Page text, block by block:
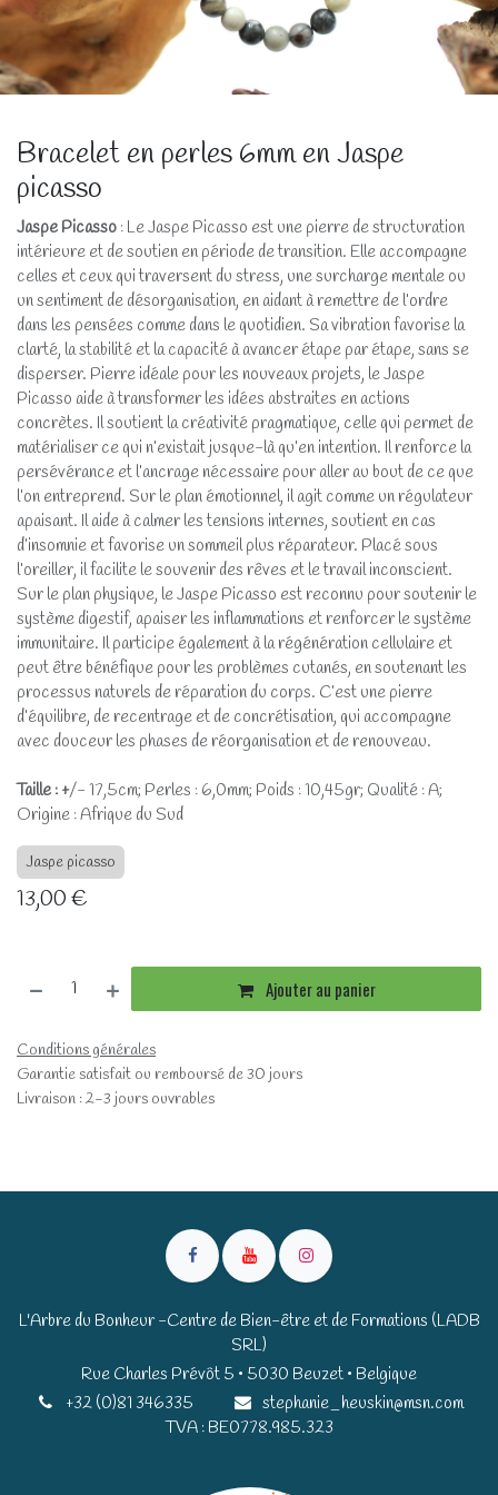
Bracelet en perles 6mm en Jaspe
picasso
Jaspe Picasso : Le Jaspe Picasso est une pierre de structuration
intérieure et de soutien en période de transition. Elle accompagne
celles et ceux qui traversent du stress, une surcharge mentale ou
un sentiment de désorganisation, en aidant à remettre de l’ordre
dans les pensées comme dans le quotidien. Sa vibration favorise la
clarté, la stabilité et la capacité à avancer étape par étape, sans se
disperser. Pierre idéale pour les nouveaux projets, le Jaspe
Picasso aide à transformer les idées abstraites en actions
concrètes. Il soutient la créativité pragmatique, celle qui permet de
matérialiser ce qui n’existait jusque-là qu’en intention. Il renforce la
persévérance et l’ancrage nécessaire pour aller au bout de ce que
l’on entreprend. Sur le plan émotionnel, il agit comme un régulateur
apaisant. Il aide à calmer les tensions internes, soutient en cas
d’insomnie et favorise un sommeil plus réparateur. Placé sous
l’oreiller, il facilite le souvenir des rêves et le travail inconscient.
Sur le plan physique, le Jaspe Picasso est reconnu pour soutenir le
système digestif, apaiser les inflammations et renforcer le système
immunitaire. Il participe également à la régénération cellulaire et
peut être bénéfique pour les problèmes cutanés, en soutenant les
processus naturels de réparation du corps. C’est une pierre
d’équilibre, de recentrage et de concrétisation, qui accompagne
avec douceur les phases de réorganisation et de renouveau.
Taille : +/- 17,5cm; Perles : 6,0mm; Poids : 10,45gr; Qualité : A;
Origine : Afrique du Sud
Jaspe picasso
13,00€
Ajouter au panier
Conditions générales
Garantie satisfait ou remboursé de 30 jours
Livraison : 2-3 jours ouvrables
L'Arbre du Bonheur -Centre de Bien-être et de Formations (LADB
SRL)
Rue Charles Prévôt 5 • 5030 Beuzet • Belgique​​
+32 (0)81 346335
stephanie_heuskin@msn.com
TVA : BE0778.985.323